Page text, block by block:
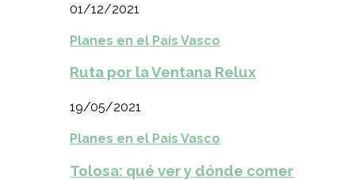
01/12/2021
Planes en el País Vasco
Ruta por la Ventana Relux
19/05/2021
Planes en el País Vasco
Tolosa: qué ver y dónde comer